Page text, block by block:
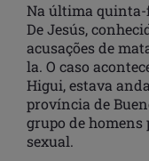
Na última quinta-
De Jesús,
acusações de
la. O caso
Higui, estava
província de
grupo de homens
sexual.